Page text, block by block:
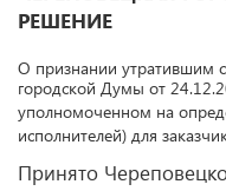
РЕШЕНИЕ
О признании утратившим
городской Думы от
уполномоченном на
исполнителей) для
Принято